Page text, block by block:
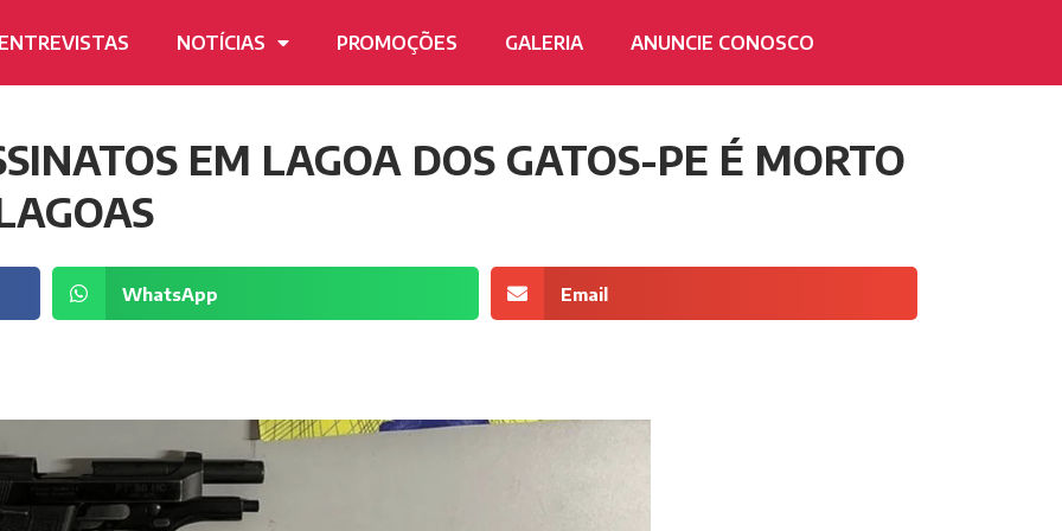
ENTREVISTAS NOTÍCIAS PROMOÇÕES GALERIA ANUNCIE CONOSCO
EM LAGOA DOS GATOS-PE É MORTO
WhatsApp Email